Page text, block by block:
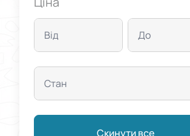
Від До
Стан
Скинути все